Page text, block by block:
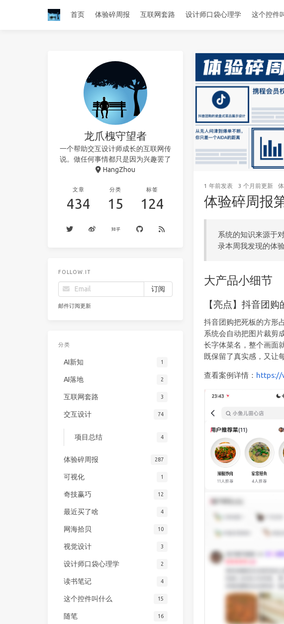
首页 体验碎周报 互联网套路 设计师口袋心理学 这个控件
1 年前发表 3 个月前更新
体验碎周报
系统的知识来源于
录本周我发现的体
大产品小细节
【亮点】抖音团
抖音团购把死板的方形
系统会自动把图片裁剪
长字体菜名，整个画面
既保留了真实感，又让
查看案例详情： https://
龙爪槐守望者
一个帮助交互设计师成长的互联网传
说。做任何事情都只是因为兴趣罢了
HangZhou
文章
434
分类
15
标签
124
FOLLOW.IT
邮件订阅更新
分类
AI新知 1
AI落地 2
互联网套路 3
交互设计 74
项目总结 4
体验碎周报 287
可视化 1
奇技赢巧 12
最近买了啥 4
网海拾贝 10
视觉设计 3
设计师口袋心理学 2
读书笔记 4
这个控件叫什么 15
随笔 16